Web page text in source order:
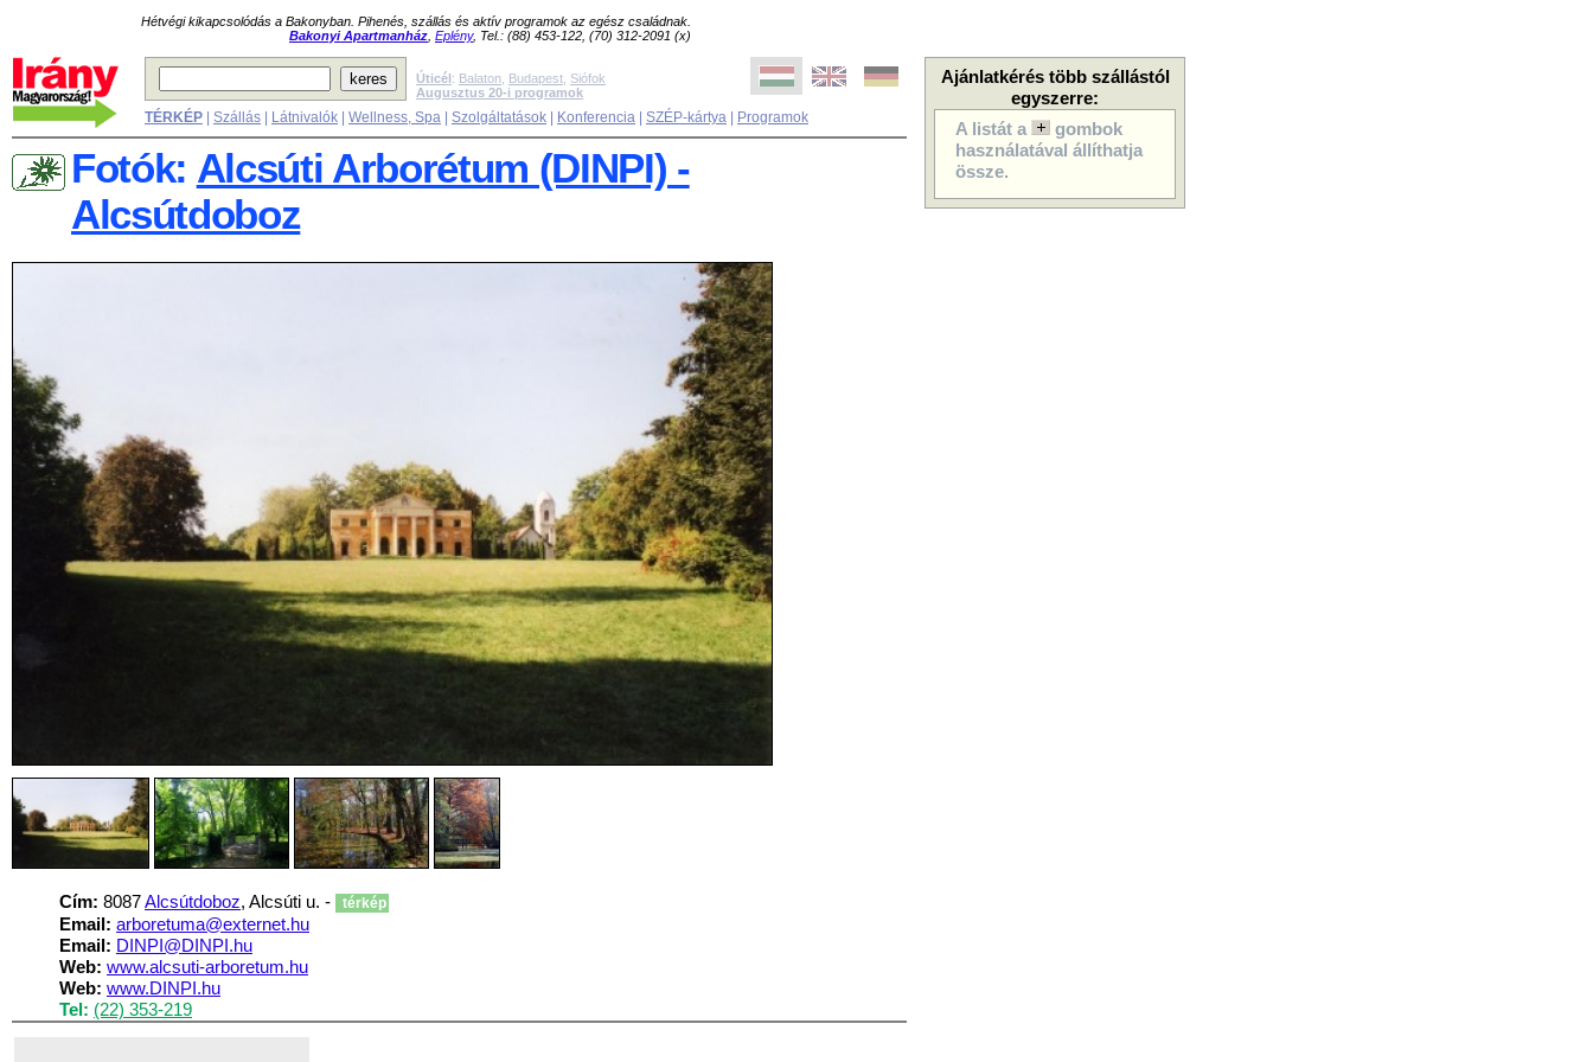
Hétvégi kikapcsolódás a Bakonyban. Pihenés, szállás és aktív programok az egész családnak.
Bakonyi Apartmanház Eplény, Tel.: (88) 453-122, (70) 312-2091 (x)
Ajánlatkérés több szállástól
egyszerre:
A listát a
gombok
használatával állíthatja
össze.
Úticél: Balaton Budapest Siófok
Augusztus 20-i programok
TÉRKÉP Szállás Látnivalók Wellness, Spa Szolgáltatások Konferencia SZÉP-kártya Programok
Fotók: Alcsúti Arborétum (DINPI) -
Alcsútdoboz
Cím: 8087Alcsútdoboz, Alcsúti u. - térkép
Email: arboretuma@externet.hu
Email: DINPI@DINPI.hu
Web: www.alcsuti-arboretum.hu
Web: www.DINPI.hu
Tel: (22) 353-219